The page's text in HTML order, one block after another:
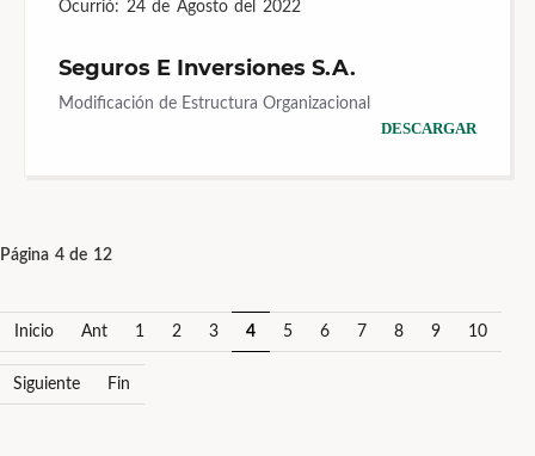
Ocurrió: 24 de Agosto del 2022
Seguros E Inversiones S.A.
Modificación de Estructura Organizacional
DESCARGAR
Página 4 de 12
Inicio Ant 1 2 3 4 5 6 7 8 9 10
Siguiente Fin